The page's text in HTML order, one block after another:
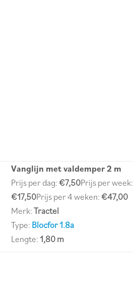
Vanglijn met valdemper 2 m
Prijs per dag:€7,50Prijs per week:
€17,50Prijs per 4 weken:€47,00
Merk:Tractel
Type: Blocfor 1.8a
Lengte: 1,80 m